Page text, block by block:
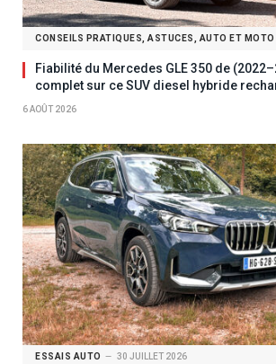
CONSEILS PRATIQUES, ASTUCES, AUTO ET MOTO
Fiabilité du Mercedes GLE 350 de
complet sur ce SUV diesel hybride
6 AOÛT 2026
ESSAIS AUTO 30 JUILLET 2026